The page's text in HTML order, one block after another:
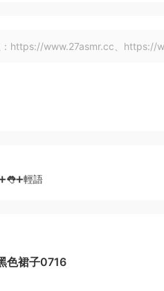
：https://www.27asmr.cc、
輕語
色裙子0716